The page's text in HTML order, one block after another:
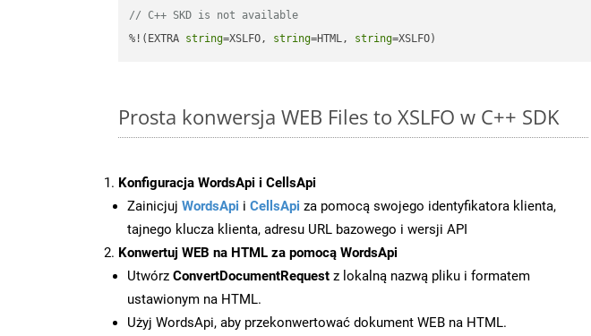
// C++ SKD is not available
%!(EXTRA string=XSLFO, string=HTML, string=XSLFO)
Prosta konwersja WEB Files to XSLFO w C++ SDK
Konfiguracja WordsApi i CellsApi
Zainicjuj WordsApi i CellsApi za pomocą swojego identyfikatora klienta,
tajnego klucza klienta, adresu URL bazowego i wersji API
Konwertuj WEB na HTML za pomocą WordsApi
Utwórz ConvertDocumentRequest z lokalną nazwą pliku i formatem
ustawionym na HTML.
Użyj WordsApi, aby przekonwertować dokument WEB na HTML.